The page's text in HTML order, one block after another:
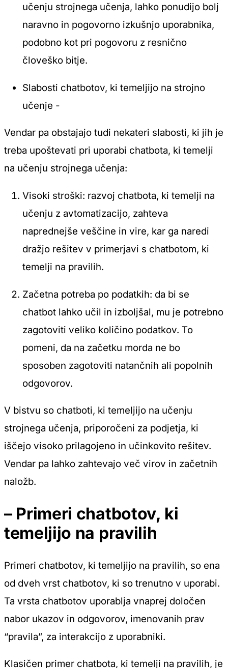
učenju strojnega učenja, lahko ponudijo bolj
naravno in pogovorno izkušnjo uporabnika,
podobno kot pri pogovoru z resnično
človeško bitje.
Slabosti chatbotov, ki temeljijo na strojno
učenje -
Vendar pa obstajajo tudi nekateri slabosti, ki jih je
treba upoštevati pri uporabi chatbota, ki temelji
na učenju strojnega učenja:
Visoki stroški: razvoj chatbota, ki temelji na
učenju z avtomatizacijo, zahteva
naprednejše veščine in vire, kar ga naredi
dražjo rešitev v primerjavi s chatbotom, ki
temelji na pravilih.
Začetna potreba po podatkih: da bi se
chatbot lahko učil in izboljšal, mu je potrebno
zagotoviti veliko količino podatkov. To
pomeni, da na začetku morda ne bo
sposoben zagotoviti natančnih ali popolnih
odgovorov.
V bistvu so chatboti, ki temeljijo na učenju
strojnega učenja, priporočeni za podjetja, ki
iščejo visoko prilagojeno in učinkovito rešitev.
Vendar pa lahko zahtevajo več virov in začetnih
naložb.
– Primeri chatbotov, ki
temeljijo na pravilih
Primeri chatbotov, ki temeljijo na pravilih, so ena
od dveh vrst chatbotov, ki so trenutno v uporabi.
Ta vrsta chatbotov uporablja vnaprej določen
nabor ukazov in odgovorov, imenovanih prav
“pravila”, za interakcijo z uporabniki.
Klasičen primer chatbota, ki temelji na pravilih, je